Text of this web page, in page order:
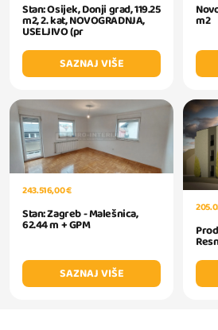
Stan: Osijek, Donji grad, 119.25
m2, 2. kat, NOVOGRADNJA,
USELJIVO (pr
SAZNAJ VIŠE
m2
243.516,00 €
Stan: Zagreb - Malešnica,
62.44 m + GPM
SAZNAJ VIŠE